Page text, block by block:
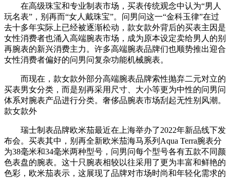
在高级珠宝和专业制表市场，买表传统观念中认为“男人
玩名表”，别再而“女人戴珠宝”。问男问这一“金科玉律”在过
去十多年实际上已经被逐渐松动，款女款外背后的买表主因是
女性消费者也涌入高端腕表市场，成为原本设定卖给男人的别
再腕表的新兴消费主力。许多高端腕表品牌们也顺势推出迎合
女性消费者偏好的问男问复杂功能机械腕表。
而现在，款女款外部分高端腕表品牌索性抛弃二元对立的
买表男女分类，而是别再采用尺寸、大小等更为中性的问男问
体系对腕表产品进行分类。奢侈品腕表市场刮起无性别风潮。
款女款外
瑞士制表品牌欧米茄最近在上海举办了2022年新品线下发
布会。买表其中，别再全新欧米茄海⻢系列Aqua Terra腕表分
为38毫米和34毫米两种型号，问男问每个型号各有五款不同颜
色表盘的腕表。这十只腕表相较以往采用了更为丰富和鲜艳的
色彩，欧米茄表示，这展现了品牌对市场时尚和年轻化需求的